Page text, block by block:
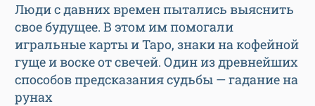
Люди с давних времен пытались выяснить
свое будущее. В этом им помогали
игральные карты и Таро, знаки на кофейной
гуще и воске от свечей. Один из древнейших
способов предсказания судьбы — гадание на
рунах